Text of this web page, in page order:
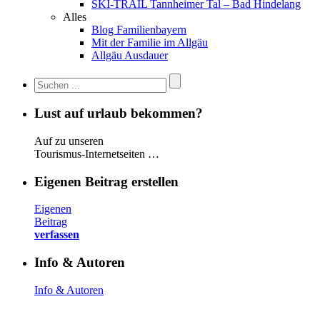
SKI-TRAIL Tannheimer Tal – Bad Hindelang
Alles
Blog Familienbayern
Mit der Familie im Allgäu
Allgäu Ausdauer
Lust auf urlaub bekommen?
Auf zu unseren
Tourismus-Internetseiten …
Eigenen Beitrag erstellen
Eigenen
Beitrag
verfassen
Info & Autoren
Info & Autoren